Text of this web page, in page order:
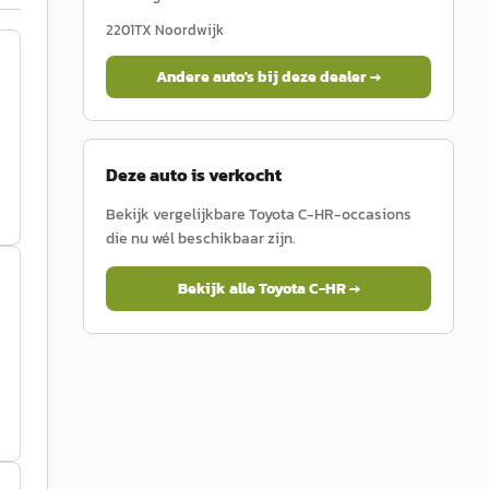
2201TX Noordwijk
Andere auto's bij deze dealer →
Deze auto is verkocht
Bekijk vergelijkbareToyotaC-HR-occasions
die nu wél beschikbaar zijn.
Bekijk alleToyotaC-HR→